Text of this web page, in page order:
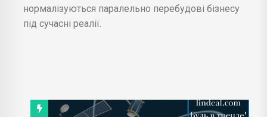
нормалізуються паралельно перебудові бізнесу
під сучасні реалії.